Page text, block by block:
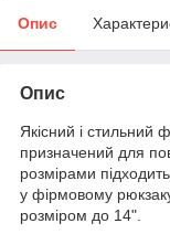
Опис
Опис
Якісний і стильний
призначений для
розмірами
у фірмовому
розміром до 14".